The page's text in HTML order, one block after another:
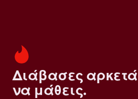
Διάβασες
να μάθεις.